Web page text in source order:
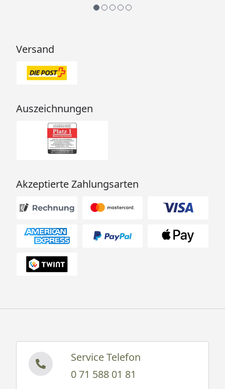
Versand
Auszeichnungen
Akzeptierte Zahlungsarten
Service Telefon
0 71 588 01 81